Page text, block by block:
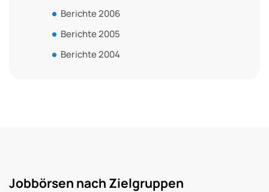
Berichte 2006
Berichte 2005
Berichte 2004
Jobbörsen nach Zielgruppen